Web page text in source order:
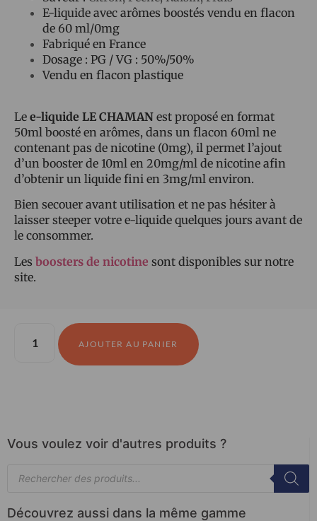
E-liquide avec arômes boostés vendu en flacon
de 60 ml/0mg
Fabriqué en France
Dosage : PG / VG : 50%/50%
Vendu en flacon plastique
Le e-liquide LE CHAMAN est proposé en format
50ml boosté en arômes, dans un flacon 60ml ne
contenant pas de nicotine (0mg), il permet l’ajout
d’un booster de 10ml en 20mg/ml de nicotine afin
d’obtenir un liquide fini en 3mg/ml environ.
Bien secouer avant utilisation et ne pas hésiter à
laisser steeper votre e-liquide quelques jours avant de
le consommer.
Les boosters de nicotine sont disponibles sur notre
site.
AJOUTER AU PANIER
Vous voulez voir d'autres produits ?
Découvrez aussi dans la même gamme